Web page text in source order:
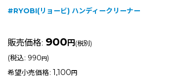
#RYOBI(リョービ) ハンディークリーナー
販売価格: 900 円 (税別)
(税込: 990円)
希望小売価格: 1,100 円